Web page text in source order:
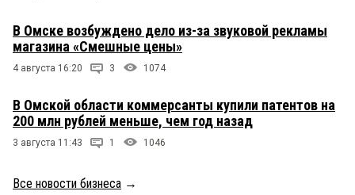
В Омске возбуждено дело из-за звуковой рекламы
магазина «Смешные цены»
4 августа 16:20 3 1074
В Омской области коммерсанты купили патентов на
200 млн рублей меньше, чем год назад
3 августа 11:43 1 1046
Все новости бизнеса →